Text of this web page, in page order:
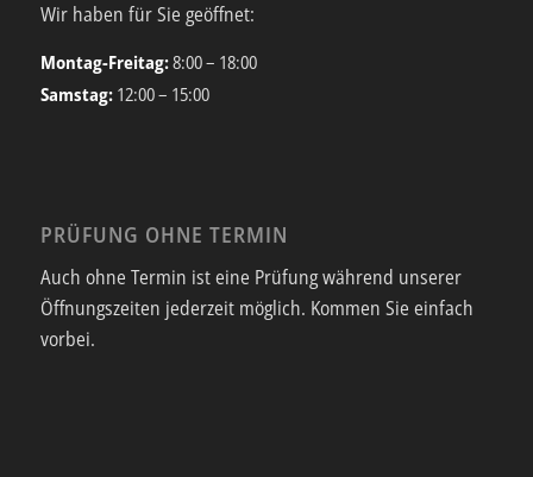
Wir haben für Sie geöffnet:
Montag-Freitag:8:00 – 18:00
Samstag: 12:00 – 15:00
PRÜFUNG OHNE TERMIN
Auch ohne Termin ist eine Prüfung während unserer
Öffnungszeiten jederzeit möglich. Kommen Sie einfach
vorbei.